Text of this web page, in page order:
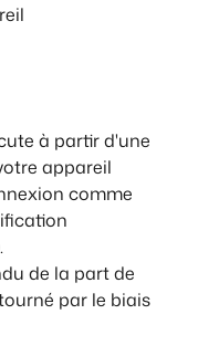
à partir d'une
appareil
comme
de la part de
par le biais